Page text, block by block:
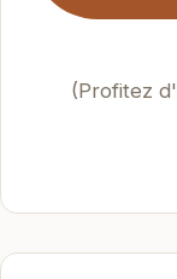
(Profitez